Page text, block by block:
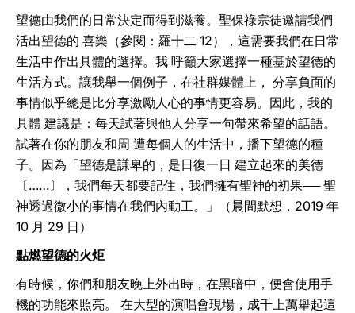
望德由我們的日常決定而得到滋養。聖保祿宗徒邀請我們
活出望德的 喜樂（參閱：羅十二 12），這需要我們在日常
生活中作出具體的選擇。我 呼籲大家選擇一種基於望德的
生活方式。讓我舉一個例子，在社群媒體上， 分享負面的
事情似乎總是比分享激勵人心的事情更容易。因此，我的
具體 建議是：每天試著與他人分享一句帶來希望的話語。
試著在你的朋友和周 遭每個人的生活中，播下望德的種
子。因為「望德是謙卑的，是日復一日 建立起來的美德
〔……〕，我們每天都要記住，我們擁有聖神的初果── 聖
神透過微小的事情在我們內動工。」（晨間默想，2019 年
10 月 29 日）
點燃望德的火炬
有時候，你們和朋友晚上外出時，在黑暗中，便會使用手
機的功能來照亮。 在大型的演唱會現場，成千上萬舉起這